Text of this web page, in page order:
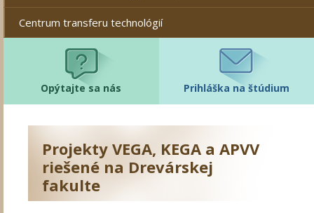
Centrum transferu technológií
Opýtajte sa nás Prihláška na štúdium
Projekty VEGA, KEGA a APVV
riešené na Drevárskej
fakulte